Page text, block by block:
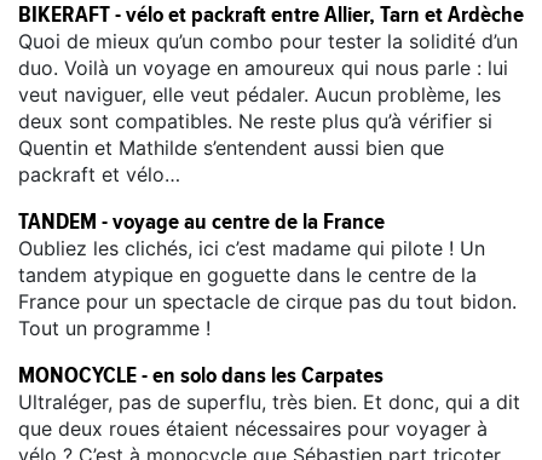
BIKERAFT - vélo et packraft entre Allier, Tarn et Ardèche
Quoi de mieux qu’un combo pour tester la solidité d’un
duo. Voilà un voyage en amoureux qui nous parle : lui
veut naviguer, elle veut pédaler. Aucun problème, les
deux sont compatibles. Ne reste plus qu’à vérifier si
Quentin et Mathilde s’entendent aussi bien que
packraft et vélo…
TANDEM - voyage au centre de la France
Oubliez les clichés, ici c’est madame qui pilote ! Un
tandem atypique en goguette dans le centre de la
France pour un spectacle de cirque pas du tout bidon.
Tout un programme !
MONOCYCLE - en solo dans les Carpates
Ultraléger, pas de superflu, très bien. Et donc, qui a dit
que deux roues étaient nécessaires pour voyager à